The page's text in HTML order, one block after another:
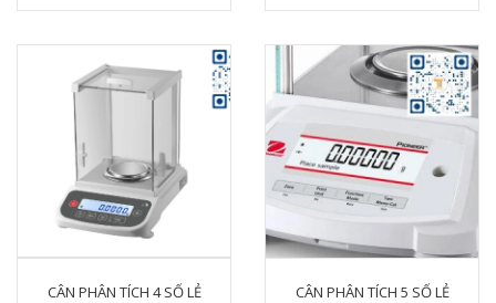
CÂN PHÂN TÍCH 4 SỐ LẺ
CÂN PHÂN TÍCH 5 SỐ LẺ